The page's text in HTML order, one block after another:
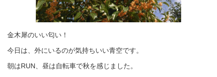
金木犀のいい匂い！
今日は、外にいるのが気持ちいい青空です。
朝はRUN、昼は自転車で秋を感じました。